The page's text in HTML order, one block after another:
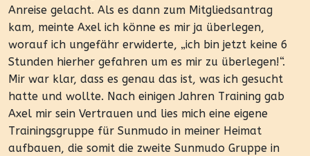
Anreise gelacht. Als es dann zum Mitgliedsantrag
kam, meinte Axel ich könne es mir ja überlegen,
worauf ich ungefähr erwiderte, „ich bin jetzt keine 6
Stunden hierher gefahren um es mir zu überlegen!“.
Mir war klar, dass es genau das ist, was ich gesucht
hatte und wollte. Nach einigen Jahren Training gab
Axel mir sein Vertrauen und lies mich eine eigene
Trainingsgruppe für Sunmudo in meiner Heimat
aufbauen, die somit die zweite Sunmudo Gruppe in